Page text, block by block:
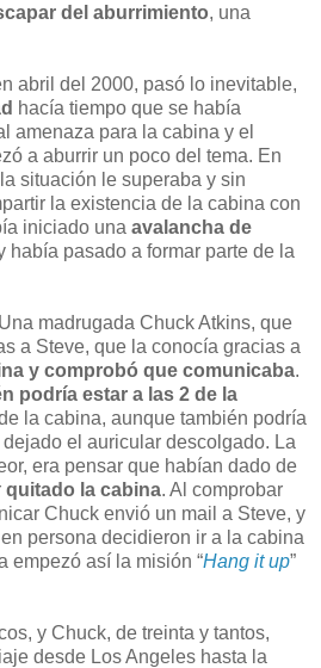
del aburrimiento, una
abril del 2000, pasó lo inevitable,
hacía tiempo que se había
amenaza para la cabina y el
a aburrir un poco del tema. En
situación le superaba y sin
la existencia de la cabina con
iniciado una avalancha de
había pasado a formar parte de la
madrugada Chuck Atkins, que
a Steve, que la conocía gracias a
y comprobó que comunicaba.
podría estar a las 2 de la
la cabina, aunque también podría
el auricular descolgado. La
era pensar que habían dado de
quitado la cabina. Al comprobar
Chuck envió un mail a Steve, y
persona decidieron ir a la cabina
empezó así la misión “Hang it up”
y Chuck, de treinta y tantos,
desde Los Angeles hasta la